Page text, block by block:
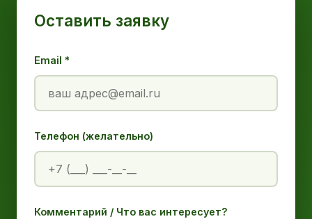
Оставить заявку
Email *
Телефон (желательно)
Комментарий / Что вас интересует?